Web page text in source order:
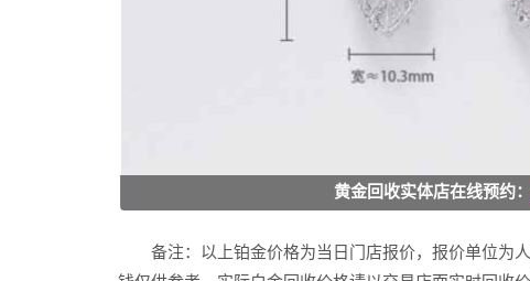
黄金回收实体店在线预约：
备注：以上铂金价格为当日门店报价，报价单位为